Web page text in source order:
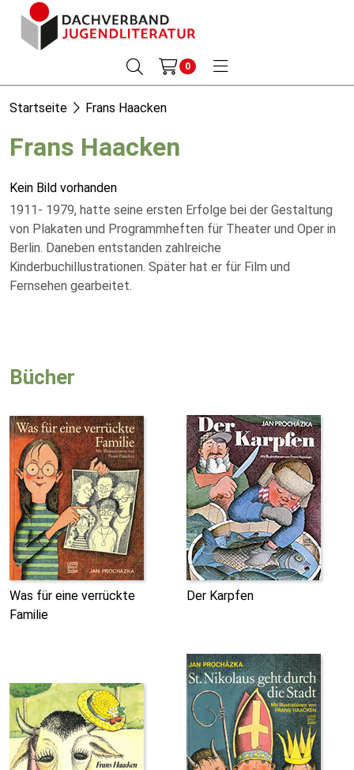
0
Startseite Frans Haacken
Frans Haacken
Kein Bild vorhanden
1911- 1979, hatte seine ersten Erfolge bei der Gestaltung
von Plakaten und Programmheften für Theater und Oper in
Berlin. Daneben entstanden zahlreiche
Kinderbuchillustrationen. Später hat er für Film und
Fernsehen gearbeitet.
Bücher
Was für eine verrückte
Familie
Der Karpfen